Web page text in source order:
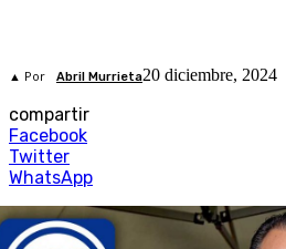
▲ Por Abril Murrieta20 diciembre, 2024
compartir
Facebook
Twitter
WhatsApp